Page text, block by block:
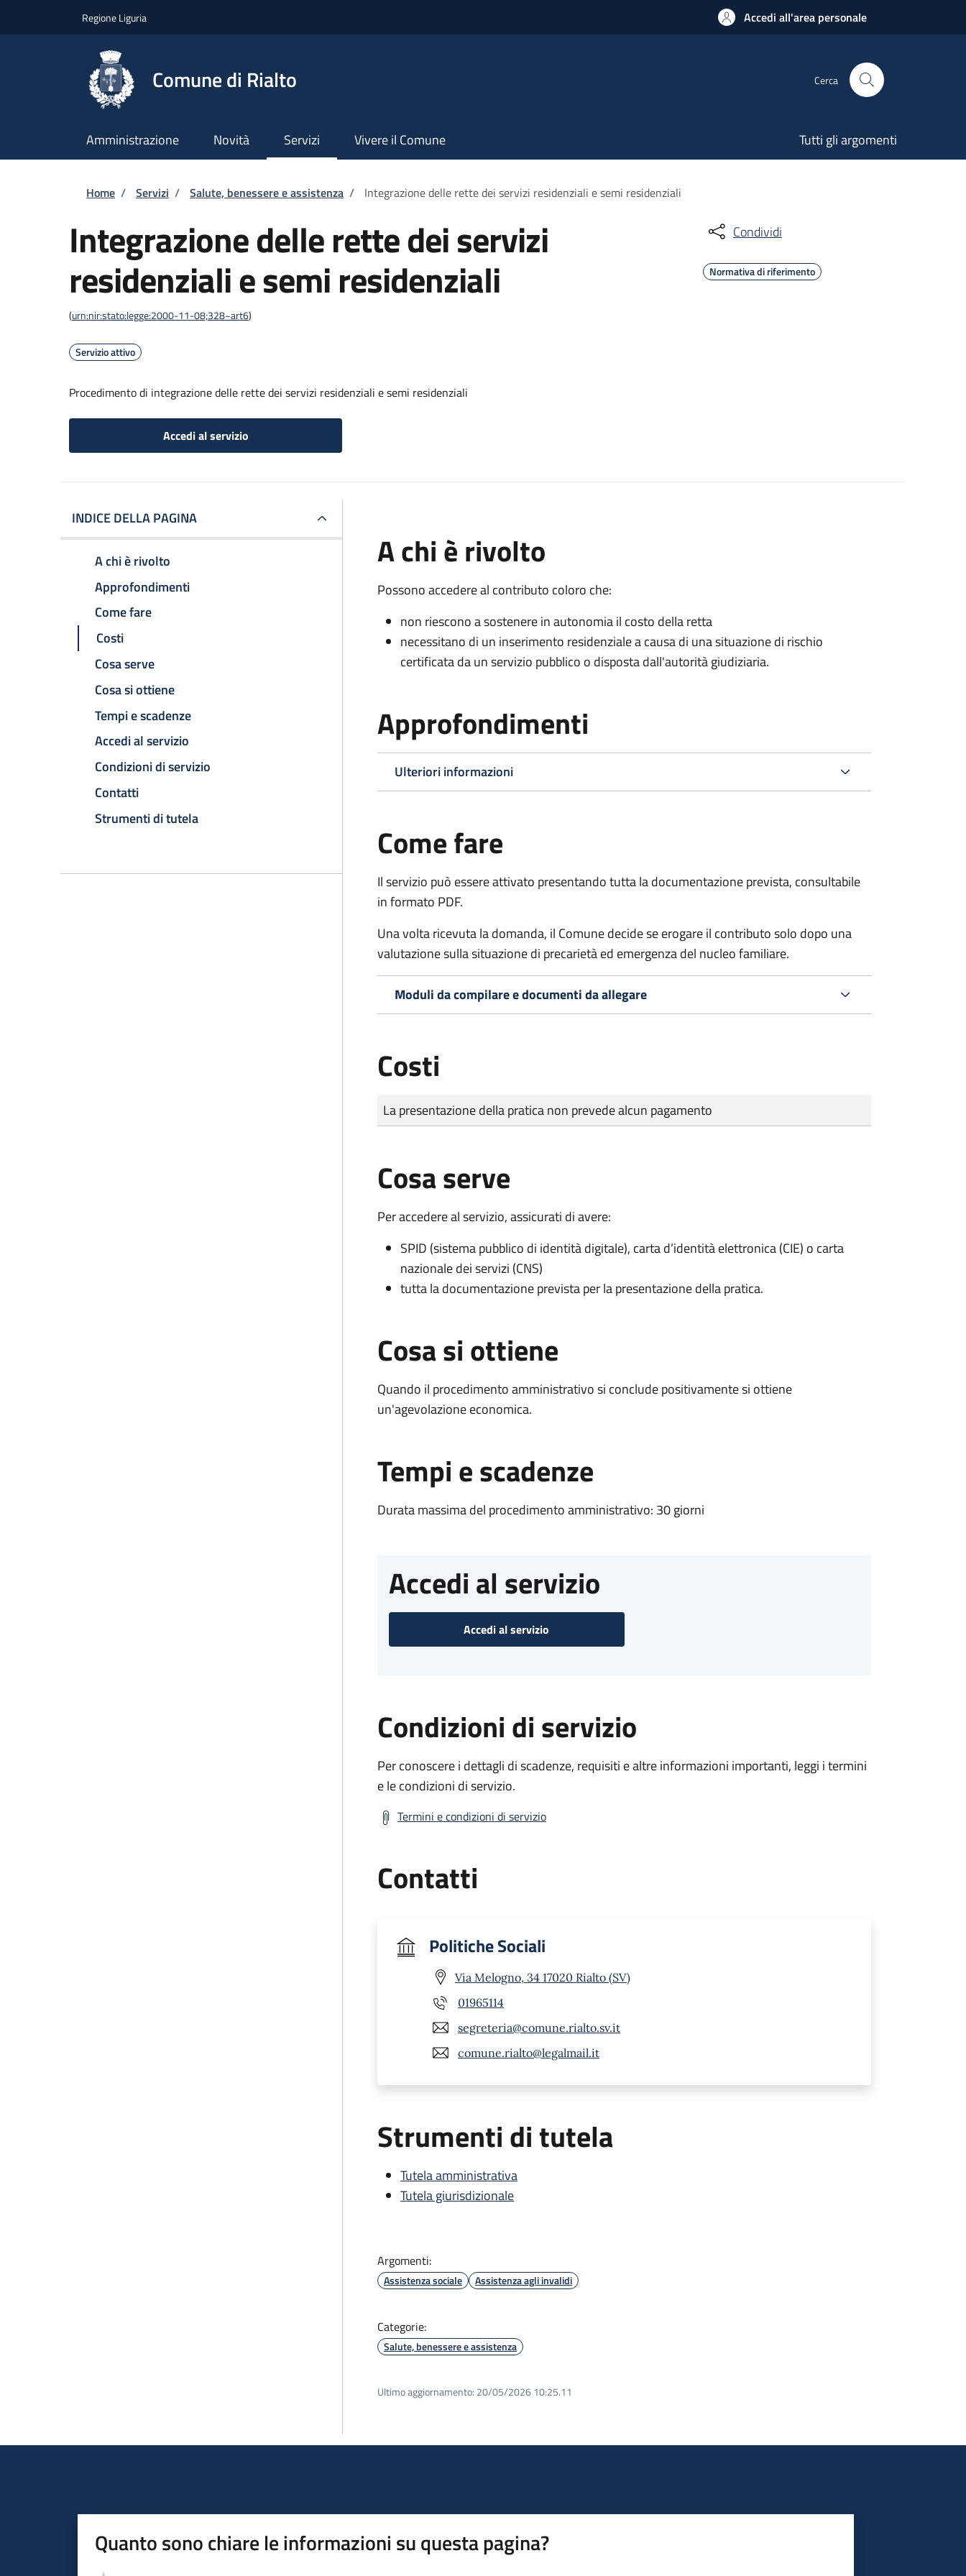
Regione Liguria Accedi all'area personale
Comune di Rialto Cerca
Amministrazione Novità Servizi Vivere il Comune Tutti gli argomenti
Briciole di pane
Home / Servizi / Salute, benessere e assistenza / Integrazione delle rette dei servizi residenziali e semi residenziali
Integrazione delle rette dei servizi
residenziali e semi residenziali
(urn:nir:stato:legge:2000-11-08;328~art6)
Servizio attivo
Procedimento di integrazione delle rette dei servizi residenziali e semi residenziali
Accedi al servizio
Condividi
Normativa di riferimento
INDICE DELLA PAGINA
A chi è rivolto
Approfondimenti
Come fare
Costi
Cosa serve
Cosa si ottiene
Tempi e scadenze
Accedi al servizio
Condizioni di servizio
Contatti
Strumenti di tutela
A chi è rivolto
Possono accedere al contributo coloro che:
non riescono a sostenere in autonomia il costo della retta
necessitano di un inserimento residenziale a causa di una situazione di rischio
certificata da un servizio pubblico o disposta dall'autorità giudiziaria.
Approfondimenti
Ulteriori informazioni
Come fare
Il servizio può essere attivato presentando tutta la documentazione prevista, consultabile
in formato PDF.
Una volta ricevuta la domanda, il Comune decide se erogare il contributo solo dopo una
valutazione sulla situazione di precarietà ed emergenza del nucleo familiare.
Moduli da compilare e documenti da allegare
Costi
Tipo di pagamento
Importo
La presentazione della pratica non prevede alcun pagamento
Cosa serve
Per accedere al servizio, assicurati di avere:
SPID (sistema pubblico di identità digitale), carta d’identità elettronica (CIE) o carta
nazionale dei servizi (CNS)
tutta la documentazione prevista per la presentazione della pratica.
Cosa si ottiene
Quando il procedimento amministrativo si conclude positivamente si ottiene
un'agevolazione economica.
Tempi e scadenze
Durata massima del procedimento amministrativo: 30 giorni
Accedi al servizio
Accedi al servizio
Condizioni di servizio
Per conoscere i dettagli di scadenze, requisiti e altre informazioni importanti, leggi i termini
e le condizioni di servizio.
Termini e condizioni di servizio
Contatti
Politiche Sociali
Via Melogno, 34 17020 Rialto (SV)
01965114
segreteria@comune.rialto.sv.it
comune.rialto@legalmail.it
Strumenti di tutela
Tutela amministrativa
Tutela giurisdizionale
Argomenti:
Assistenza sociale Assistenza agli invalidi
Categorie:
Salute, benessere e assistenza
Ultimo aggiornamento: 20/05/2026 10:25.11
Quanto sono chiare le informazioni su questa pagina?